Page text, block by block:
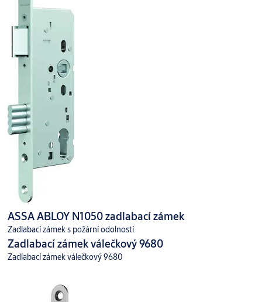
ASSA ABLOY N1050 zadlabací zámek
Zadlabací zámek s požární odolností
Zadlabací zámek válečkový 9680
Zadlabací zámek válečkový 9680